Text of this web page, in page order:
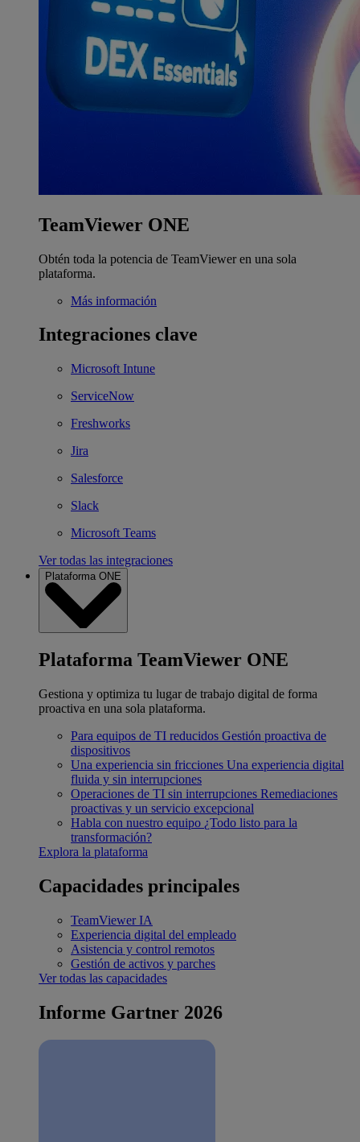
TeamViewer ONE
Obtén toda la potencia de TeamViewer en una sola
plataforma.
Más información
Integraciones clave
Microsoft Intune
ServiceNow
Freshworks
Jira
Salesforce
Slack
Microsoft Teams
Ver todas las integraciones
Plataforma ONE
Plataforma TeamViewer ONE
Gestiona y optimiza tu lugar de trabajo digital de forma
proactiva en una sola plataforma.
Para equipos de TI reducidos Gestión proactiva de
dispositivos
Una experiencia sin fricciones Una experiencia digital
fluida y sin interrupciones
Operaciones de TI sin interrupciones Remediaciones
proactivas y un servicio excepcional
Habla con nuestro equipo ¿Todo listo para la
transformación?
Explora la plataforma
Capacidades principales
TeamViewer IA
Experiencia digital del empleado
Asistencia y control remotos
Gestión de activos y parches
Ver todas las capacidades
Informe Gartner 2026